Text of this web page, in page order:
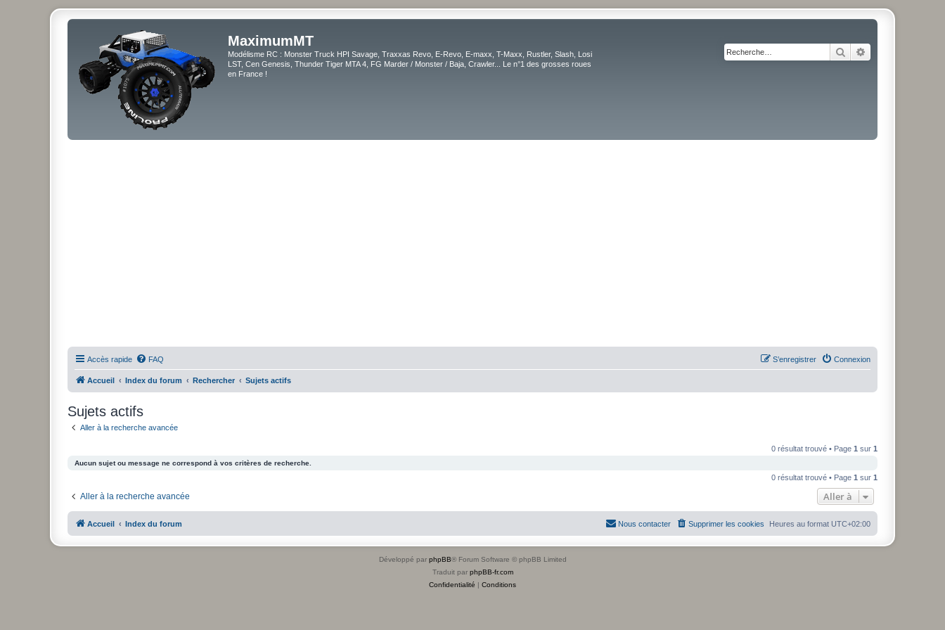
MaximumMT
Modélisme RC : Monster Truck HPI Savage, Traxxas Revo, E-Revo, E-maxx, T-Maxx, Rustler, Slash, Losi
LST, Cen Genesis, Thunder Tiger MTA 4, FG Marder / Monster / Baja, Crawler... Le n°1 des grosses roues
en France !
Rechercher
Accès rapide FAQ Connexion
S’enregistrer
Accueil Index du forum Rechercher Sujets actifs
Sujets actifs
Aller à la recherche avancée
0 résultat trouvé • Page 1 sur 1
Aucun sujet ou message ne correspond à vos critères de recherche.
0 résultat trouvé • Page 1 sur 1
Aller à la recherche avancée Aller à
Accueil Index du forum Heures au format UTC+02:00
Supprimer les cookies
Nous contacter
Développé par phpBB® Forum Software © phpBB Limited
Traduit par phpBB-fr.com
Confidentialité | Conditions